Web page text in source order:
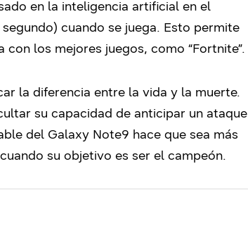
en la inteligencia artificial en el
cuando se juega. Esto permite
los mejores juegos, como “Fortnite”.
la diferencia entre la vida y la muerte.
su capacidad de anticipar un ataque
del Galaxy Note9 hace que sea más
su objetivo es ser el campeón.